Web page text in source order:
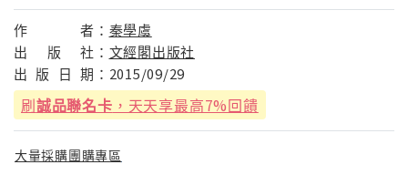
作 者： 秦學虞
出
版 社： 文經閣出版社
出 版 日 期： 2015/09/29
刷誠品聯名卡 ，天天享最高7%回饋
大量採購團購專區